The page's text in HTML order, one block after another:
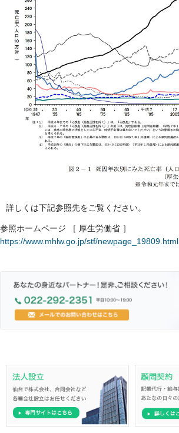
詳しくは下記参照先をご覧ください。
参照ホームページ ［ 厚生労働省 ］
https://www.mhlw.go.jp/stf/newpage_19809.html